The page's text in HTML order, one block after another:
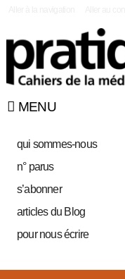
MENU
qui sommes-nous
n° parus
s’abonner
articles du Blog
pour nous écrire